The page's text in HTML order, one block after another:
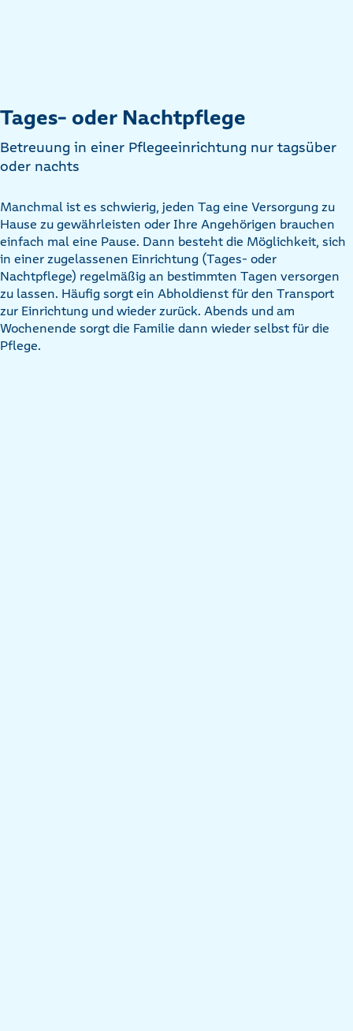
Tages- oder Nachtpflege
Betreuung in einer Pflegeeinrichtung nur tagsüber
oder nachts
Manchmal ist es schwierig, jeden Tag eine Versorgung zu
Hause zu gewährleisten oder Ihre Angehörigen brauchen
einfach mal eine Pause. Dann besteht die Möglichkeit, sich
in einer zugelassenen Einrichtung (Tages- oder
Nachtpflege) regelmäßig an bestimmten Tagen versorgen
zu lassen. Häufig sorgt ein Abholdienst für den Transport
zur Einrichtung und wieder zurück. Abends und am
Wochenende sorgt die Familie dann wieder selbst für die
Pflege.